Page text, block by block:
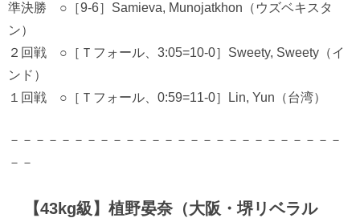
準決勝 ○［9-6］Samieva, Munojatkhon（ウズベキスタ
ン）
２回戦 ○［Ｔフォール、3:05=10-0］Sweety, Sweety（イ
ンド）
１回戦 ○［Ｔフォール、0:59=11-0］Lin, Yun（台湾）
－－－－－－－－－－－－－－－－－－－－－－－－－－
－－
【43kg級】植野晏奈（大阪・堺リベラル